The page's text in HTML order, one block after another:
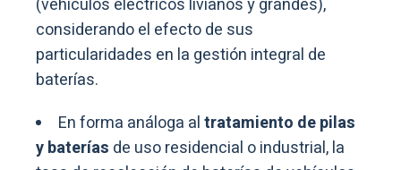
(vehículos eléctricos livianos y grandes),
considerando el efecto de sus
particularidades en la gestión integral de
baterías.
En forma análoga altratamiento de pilas
y baterías de uso residencial o industrial, la